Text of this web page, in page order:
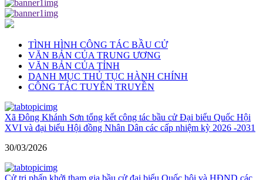
TÌNH HÌNH CÔNG TÁC BẦU CỬ
VĂN BẢN CỦA TRUNG ƯƠNG
VĂN BẢN CỦA TỈNH
DANH MỤC THỦ TỤC HÀNH CHÍNH
CÔNG TÁC TUYÊN TRUYỀN
Xã Đông Khánh Sơn tổng kết công tác bầu cử Đại biểu Quốc Hội
XVI và đại biểu Hội đồng Nhân Dân các cấp nhiệm kỳ 2026 -2031
30/03/2026